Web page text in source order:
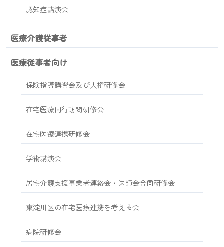
認知症講演会
医療介護従事者
医療従事者向け
保険指導講習会及び人権研修会
在宅医療同行訪問研修会
在宅医療連携研修会
学術講演会
居宅介護支援事業者連絡会・医師会合同研修会
東淀川区の在宅医療連携を考える会
病院研修会